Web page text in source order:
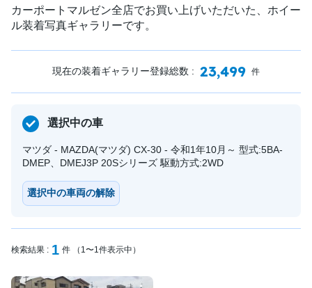
カーポートマルゼン全店でお買い上げいただいた、ホイー
ル装着写真ギャラリーです。
現在の装着ギャラリー登録総数 : 23,499 件
選択中の車
マツダ - MAZDA(マツダ) CX-30 - 令和1年10月～ 型式:5BA-
DMEP、DMEJ3P 20Sシリーズ 駆動方式:2WD
選択中の車両の解除
検索結果 : 1 件 （1〜1件表示中）